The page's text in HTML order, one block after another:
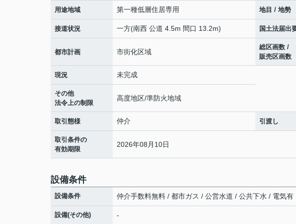
用途地域 第一種低層住居専用 地目 / 地勢
接道状況 一方(南西 公道 4.5m 間口 13.2m) 国土法届出
都市計画 市街化区域
総区画数 /
販売区画数
現況 未完成
その他
法令上の制限
高度地区/準防火地域
取引態様 仲介 引渡し
取引条件の
有効期限
2026年08月10日
設備条件
設備条件 仲介手数料無料 / 都市ガス / 公営水道 / 公共下水 / 電気有
設備(その他) -